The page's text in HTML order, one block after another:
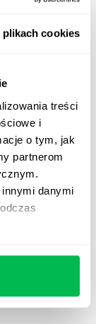
plikach cookies
treści
i
o tym, jak
partnerom
danymi
wszelkie
firmy czy
spójne pod
pracodawcy.
informacji